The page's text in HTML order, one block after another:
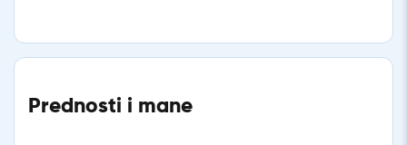
Prednosti i mane